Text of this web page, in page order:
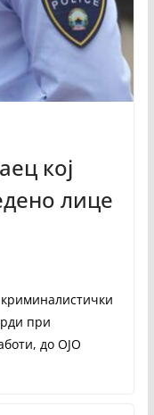
кој
лице
при
до ОЈО